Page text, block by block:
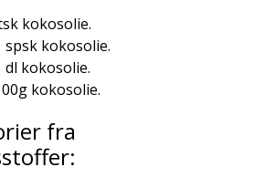
kokosolie.
kokosolie.
dl kokosolie.
kokosolie.
fra